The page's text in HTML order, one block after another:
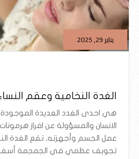
يناير 29, 2025
الغدة النخامية وعقم
هي احدى الغدد العديدة
الانسان والمسؤولة عن افراز
عمل الجسم وأجهزته, تقع الغدة
تجويف عظمي في الجمجمة أسفل